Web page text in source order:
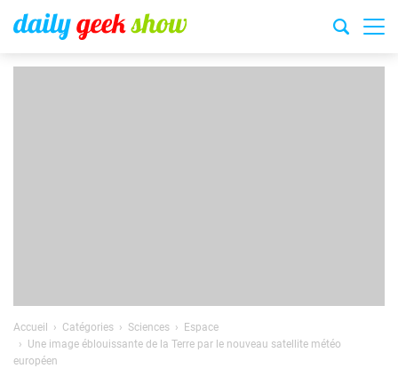
Accueil Catégories Sciences
Espace
Une image éblouissante de la Terre par le nouveau satellite météo
européen